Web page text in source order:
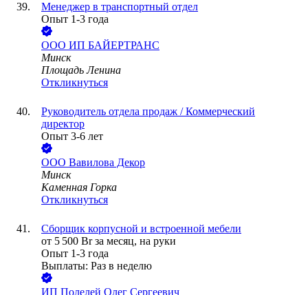
Менеджер в транспортный отдел
Опыт 1-3 года
ООО ИП БАЙЕРТРАНС
Минск
Площадь Ленина
Откликнуться
Руководитель отдела продаж / Коммерческий
директор
Опыт 3-6 лет
ООО Вавилова Декор
Минск
Каменная Горка
Откликнуться
Сборщик корпусной и встроенной мебели
от 5 500 Br за месяц, на руки
Опыт 1-3 года
Выплаты: Раз в неделю
ИП Полелей Олег Сергеевич